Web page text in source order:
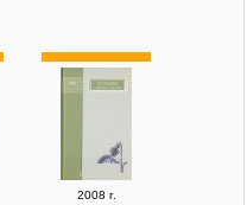
2008 г.